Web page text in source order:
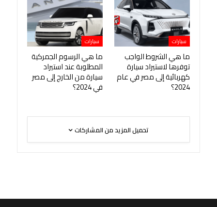
سيارات
ما هي الشروط الواجب
توفرها لاستيراد سيارة
كهربائية إلى مصر في عام
2024؟
سيارات
ما هي الرسوم الجمركية
المطلوبة عند استيراد
سيارة من الخارج إلى مصر
في 2024؟
تحميل المزيد من المشاركات